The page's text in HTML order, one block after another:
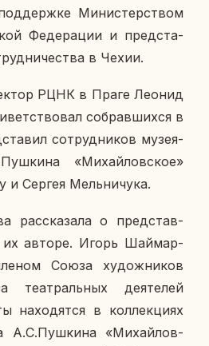
Ми­ни­стер­ством
Фе­де­ра­ции и пред­ста­
в Чехии.
РЦНК в Праге Леонид
со­брав­ших­ся в
со­труд­ни­ков музея-
«Ми­хай­лов­ское»
и Сергея Мель­ни­чу­ка.
рас­ска­за­ла о пред­став­
их авторе. Игорь Шай­мар­
Союза ху­дож­ни­ков
де­я­те­лей
на­хо­дят­ся в кол­лек­ци­ях
А.С.Пуш­ки­на «Ми­хай­лов­